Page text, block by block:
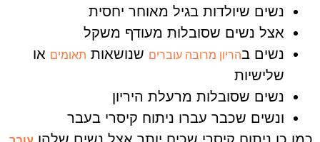
נשים שיולדות בגיל מאוחר יחסית
אצל נשים שסובלות מעודף משקל
נשים בהריון מרובה עוברים שנושאות תאומים או
שלישיות
נשים שסובלות מרעלת היריון
ונשים שכבר עברו ניתוח קיסרי בעבר